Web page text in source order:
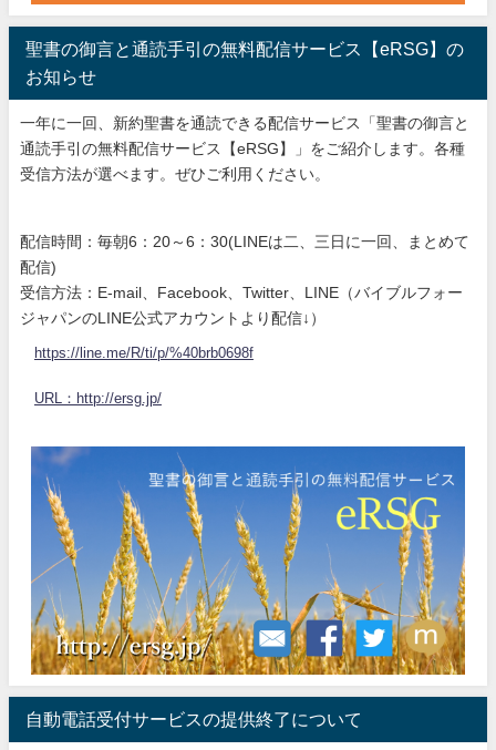
聖書の御言と通読手引の無料配信サービス【eRSG】の
お知らせ
一年に一回、新約聖書を通読できる配信サービス「聖書の御言と
通読手引の無料配信サービス【eRSG】」をご紹介します。各種
受信方法が選べます。ぜひご利用ください。
配信時間：毎朝6：20～6：30(LINEは二、三日に一回、まとめて
配信)
受信方法：E-mail、Facebook、Twitter、LINE（バイブルフォー
ジャパンのLINE公式アカウントより配信↓）
https://line.me/R/ti/p/%40brb0698f
URL：http://ersg.jp/
自動電話受付サービスの提供終了について